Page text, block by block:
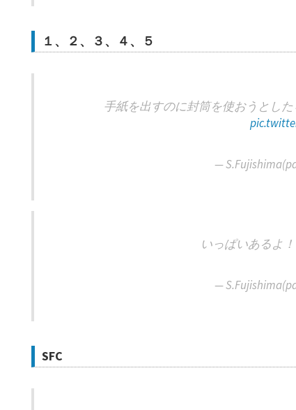
１、２、３、４、５
手紙を出すのに封筒を使おうとし
—
いっぱいあるよ！
—
SFC